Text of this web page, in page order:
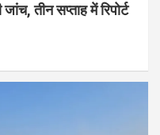
तीन सप्ताह में रिपोर्ट